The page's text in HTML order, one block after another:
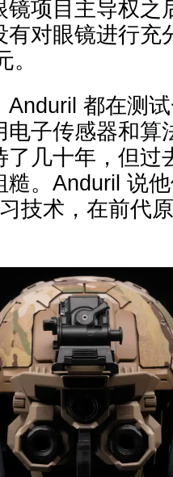
镜项目主导权
有对眼镜进行充
都在测试
电子传感器和算
几十年，但过
糙。Anduril 说
技术，在前代